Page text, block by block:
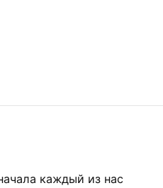
каждый из нас